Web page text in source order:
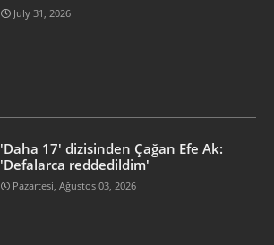
July 31, 2026
'Daha 17' dizisinden Çağan Efe Ak:
'Defalarca reddedildim'
Pazartesi, Ağustos 03, 2026